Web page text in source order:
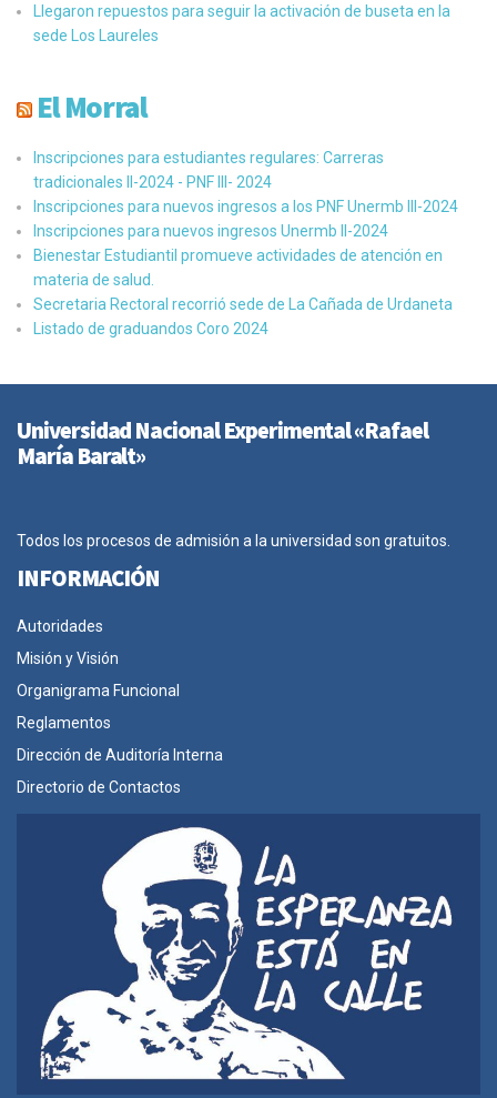
Llegaron repuestos para seguir la activación de buseta en la
sede Los Laureles
El Morral
Inscripciones para estudiantes regulares: Carreras
tradicionales II-2024 - PNF III- 2024
Inscripciones para nuevos ingresos a los PNF Unermb III-2024
Inscripciones para nuevos ingresos Unermb II-2024
Bienestar Estudiantil promueve actividades de atención en
materia de salud.
Secretaria Rectoral recorrió sede de La Cañada de Urdaneta
Listado de graduandos Coro 2024
Universidad Nacional Experimental «Rafael
María Baralt»
Todos los procesos de admisión a la universidad son gratuitos.
INFORMACIÓN
Autoridades
Misión y Visión
Organigrama Funcional
Reglamentos
Dirección de Auditoría Interna
Directorio de Contactos